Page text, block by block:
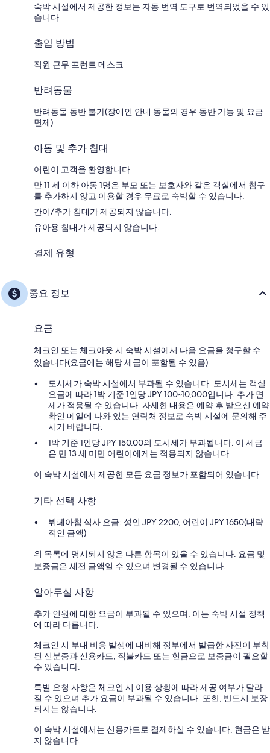
숙박 시설에서 제공한 정보는 자동 번역 도구로 번역되었을 수 있
습니다.
출입 방법
직원 근무 프런트 데스크
반려동물
반려동물 동반 불가(장애인 안내 동물의 경우 동반 가능 및 요금
면제)
아동 및 추가 침대
어린이 고객을 환영합니다.
만 11 세 이하 아동 1명은 부모 또는 보호자와 같은 객실에서 침구
를 추가하지 않고 이용할 경우 무료로 숙박할 수 있습니다.
간이/추가 침대가 제공되지 않습니다.
유아용 침대가 제공되지 않습니다.
결제 유형
중요 정보
요금
체크인 또는 체크아웃 시 숙박 시설에서 다음 요금을 청구할 수
있습니다(요금에는 해당 세금이 포함될 수 있음).
도시세가 숙박 시설에서 부과될 수 있습니다. 도시세는 객실
요금에 따라 1박 기준 1인당 JPY 100~10,000입니다. 추가 면
제가 적용될 수 있습니다. 자세한 내용은 예약 후 받으신 예약
확인 메일에 나와 있는 연락처 정보로 숙박 시설에 문의해 주
시기 바랍니다.
1박 기준 1인당 JPY 150.00의 도시세가 부과됩니다. 이 세금
은 만 13 세 미만 어린이에게는 적용되지 않습니다.
이 숙박 시설에서 제공한 모든 요금 정보가 포함되어 있습니다.
기타 선택 사항
뷔페아침 식사 요금: 성인 JPY 2200, 어린이 JPY 1650(대략
적인 금액)
위 목록에 명시되지 않은 다른 항목이 있을 수 있습니다. 요금 및
보증금은 세전 금액일 수 있으며 변경될 수 있습니다.
알아두실 사항
추가 인원에 대한 요금이 부과될 수 있으며, 이는 숙박 시설 정책
에 따라 다릅니다.
체크인 시 부대 비용 발생에 대비해 정부에서 발급한 사진이 부착
된 신분증과 신용카드, 직불카드 또는 현금으로 보증금이 필요할
수 있습니다.
특별 요청 사항은 체크인 시 이용 상황에 따라 제공 여부가 달라
질 수 있으며 추가 요금이 부과될 수 있습니다. 또한, 반드시 보장
되지는 않습니다.
이 숙박 시설에서는 신용카드로 결제하실 수 있습니다. 현금은 받
지 않습니다.